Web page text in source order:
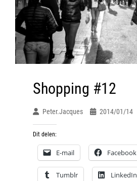
Shopping #12
Peter.jacques 2014/01/14
Dit delen:
E-mail Facebook
Tumblr LinkedIn